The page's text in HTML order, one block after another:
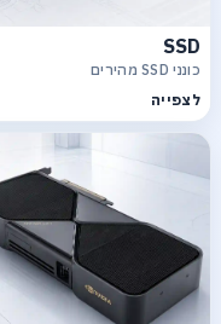
SSD
כונני SSD מהירים
לצפייה